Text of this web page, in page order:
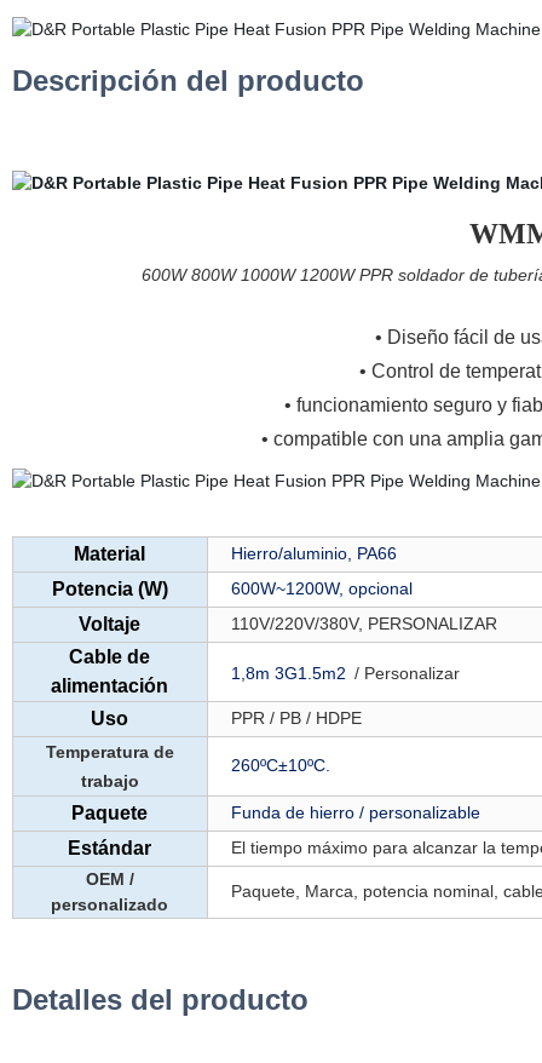
Descripción del producto
600W 800W 1000W 1200W PPR soldador de
• Diseño fácil de
• Control de
• funcionamiento seguro y
• compatible con una amplia
Material Hierro/aluminio, PA66
Potencia (W) 600W~1200W, opcional
Voltaje 110V/220V/380V, PERSONALIZAR
Cable de
alimentación
1,8m 3G1.5m2 / Personalizar
Uso
PPR / PB / HDPE
Temperatura de
trabajo
260ºC±10ºC.
Paquete Funda de hierro / personalizable
Estándar
El tiempo máximo para alcanzar la
OEM /
personalizado
Paquete, Marca, potencia nominal,
Detalles del producto